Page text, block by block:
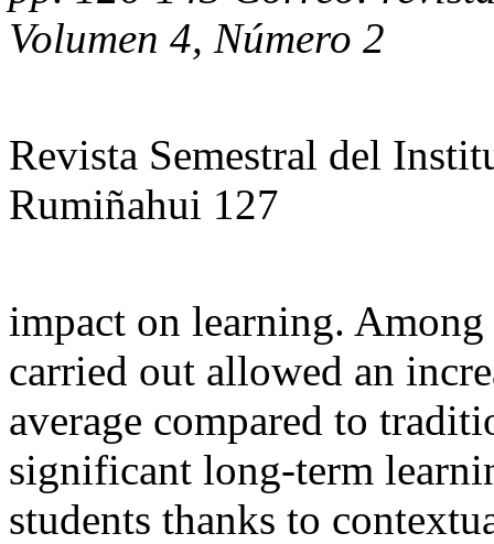
Volumen 4, Número 2
Revista Semestral del
Rumiñahui 127
impact on learning.
carried out allowed an
average compared to
significant long-term
students thanks to